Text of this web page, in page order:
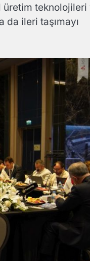
üretim teknolojileri
ileri taşımayı